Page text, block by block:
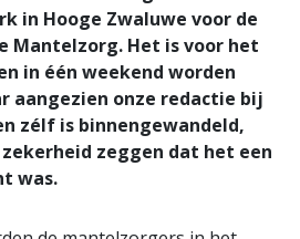
in Hooge Zwaluwe voor de
Mantelzorg. Het is voor het
in één weekend worden
aangezien onze redactie bij
zélf is binnengewandeld,
zeggen dat het een
was.